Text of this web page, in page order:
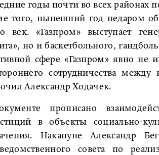
годы почти во всех районах
того, нынешний год недаром
век. «Газпром» выступает
но и баскетбольного,
сфере «Газпром» явно не
сотрудничества
Александр Ходачек.
прописано
в объекты социально-
Накануне Александр
совета по